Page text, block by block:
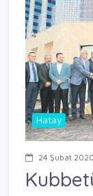
Hatay
24 Şubat